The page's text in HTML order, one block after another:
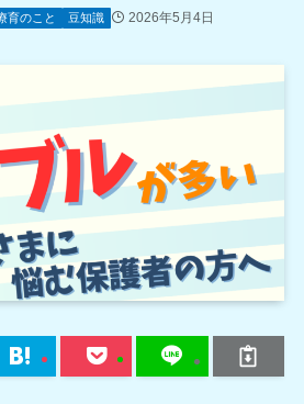
育のこと 豆知識 2026年5月4日